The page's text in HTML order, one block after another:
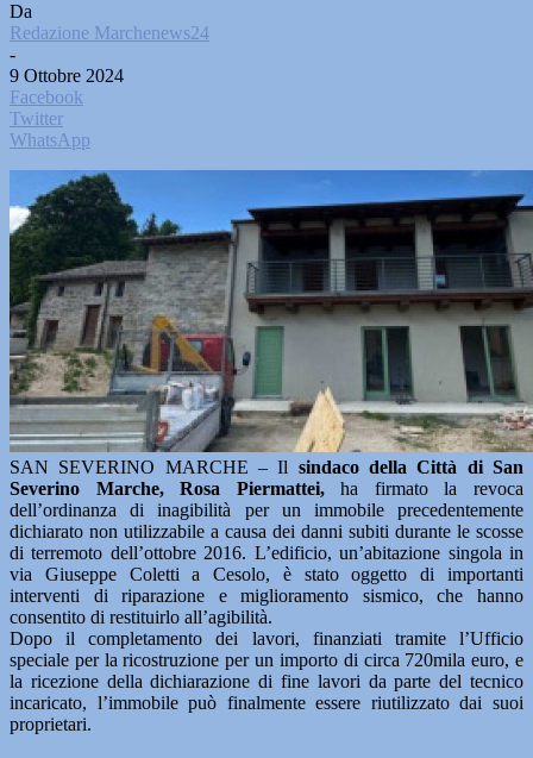
Da
Redazione Marchenews24
-
9 Ottobre 2024
Facebook
Twitter
WhatsApp
SAN SEVERINO MARCHE – Il sindaco della Città di San
Severino Marche, Rosa Piermattei,ha firmato la revoca
dell’ordinanza di inagibilità per un immobile precedentemente
dichiarato non utilizzabile a causa dei danni subiti durante le scosse
di terremoto dell’ottobre 2016. L’edificio, un’abitazione singola in
via Giuseppe Coletti a Cesolo, è stato oggetto di importanti
interventi di riparazione e miglioramento sismico, che hanno
consentito di restituirlo all’agibilità.
Dopo il completamento dei lavori, finanziati tramite l’Ufficio
speciale per la ricostruzione per un importo di circa 720mila euro, e
la ricezione della dichiarazione di fine lavori da parte del tecnico
incaricato, l’immobile può finalmente essere riutilizzato dai suoi
proprietari.